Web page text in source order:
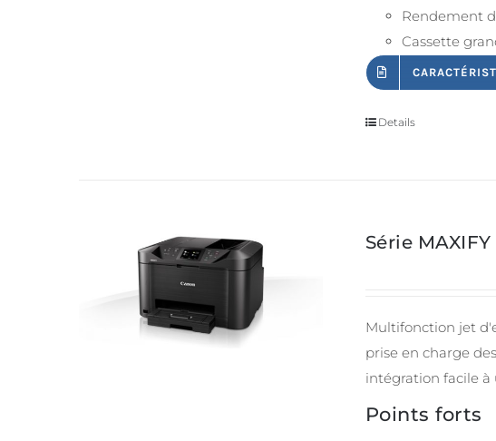
Rendement
Cassette
Details
Série MAXIFY
Multifonction jet
prise en charge
intégration facile à
Points forts